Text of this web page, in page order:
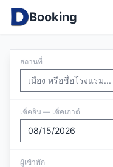
Booking
สถานที่
เช็คอิน — เช็คเอาต์
ผู้เข้าพัก